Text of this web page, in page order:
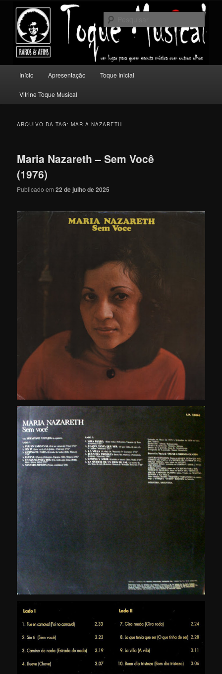
conteúdo
principal
conteúdo
secundário
Toque Musical
Um lugar para quem escuta música com outros olhos.
principal
Início Apresentação Toque Inicial
Vitrine Toque Musical
ARQUIVO DA TAG:MARIA NAZARETH
Maria Nazareth – Sem Você
(1976)
Publicado em22 de julho de 2025